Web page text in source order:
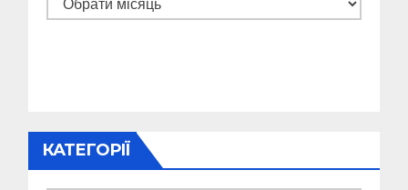
КАТЕГОРІЇ